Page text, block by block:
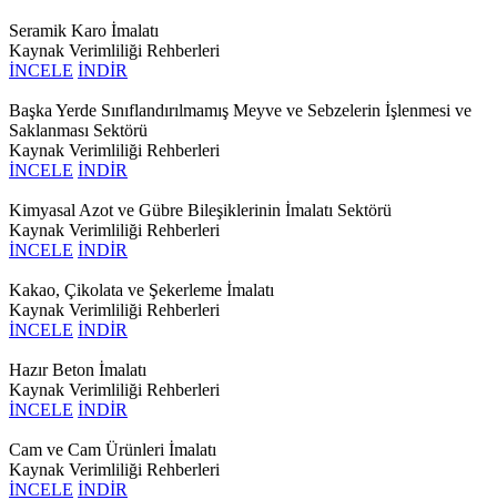
Seramik Karo İmalatı
Kaynak Verimliliği Rehberleri
İNCELE İNDİR
Başka Yerde Sınıflandırılmamış Meyve ve Sebzelerin İşlenmesi ve
Saklanması Sektörü
Kaynak Verimliliği Rehberleri
İNCELE İNDİR
Kimyasal Azot ve Gübre Bileşiklerinin İmalatı Sektörü
Kaynak Verimliliği Rehberleri
İNCELE İNDİR
Kakao, Çikolata ve Şekerleme İmalatı
Kaynak Verimliliği Rehberleri
İNCELE İNDİR
Hazır Beton İmalatı
Kaynak Verimliliği Rehberleri
İNCELE İNDİR
Cam ve Cam Ürünleri İmalatı
Kaynak Verimliliği Rehberleri
İNCELE İNDİR